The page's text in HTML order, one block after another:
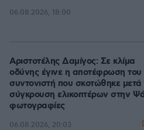
06.08.2026, 18:00
Αριστοτέλης Δαμίγος: Σε κλίμα
οδύνης έγινε η αποτέφρωση του
συντονιστή που σκοτώθηκε μετά
σύγκρουση ελικοπτέρων στην
φωτογραφίες
06.08.2026, 20:03